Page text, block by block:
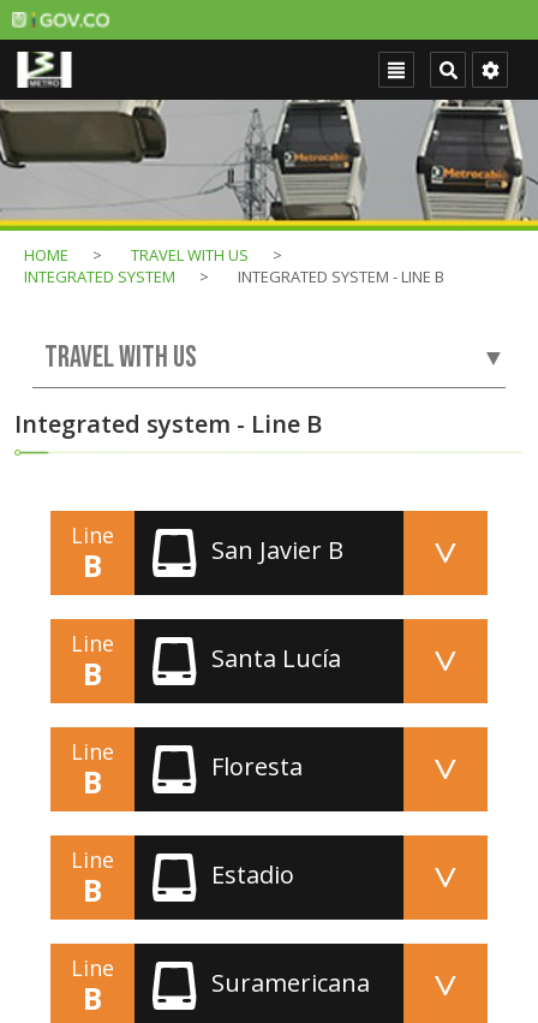
HOME
TRAVEL WITH US
INTEGRATED SYSTEM
INTEGRATED SYSTEM - LINE B
TRAVEL WITH US ▼
Integrated system - Line B
Line
B San Javier B
Line
B Santa Lucía
Line
B Floresta
Line
B Estadio
Line
B Suramericana